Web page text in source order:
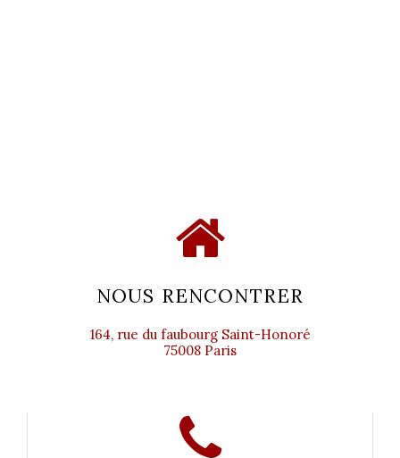
NOUS RENCONTRER
164, rue du faubourg Saint-Honoré
75008 Paris